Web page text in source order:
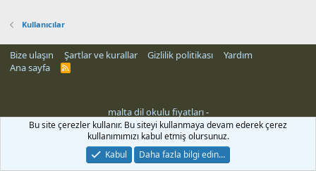
Kullanıcılar
Bize ulaşın Şartlar ve kurallar Gizlilik politikası
Yardım
Ana sayfa
R
malta dil okulu fiyatları-
Bu site çerezler kullanır. Bu siteyi kullanmaya devam ederek çerez
kullanımımızı kabul etmiş olursunuz.
Kabul
Daha fazla bilgi edin…